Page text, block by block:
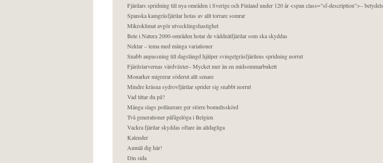
Fjärilars spridning till nya områden i Sverige och Finland under 120 år <span class="sf-description">–
Spanska kamgräsfjärilar hotas av allt torrare somrar
Mikroklimat avgör utvecklingshastighet
Bete i Natura 2000-områden hotar de väddnätfjärilar som ska skyddas
Nektar – tema med många variationer
Snabb anpassning till dagslängd hjälper svingelgräsfjärilens spridning norrut
Fjärilslarvernas värdväxter– Mycket mer än en midsommarbukett
Monarker migrerar söderut allt senare
Mindre kräsna sydrovfjärilar sprider sig snabbt norrut
Vad tittar du på?
Många slags pollinerare ger större bomullsskörd
Två generationer påfågelöga i Belgien
Vackra fjärilar skyddas oftare än alldagliga
Kalender
Anmäl dig här!
Din sida